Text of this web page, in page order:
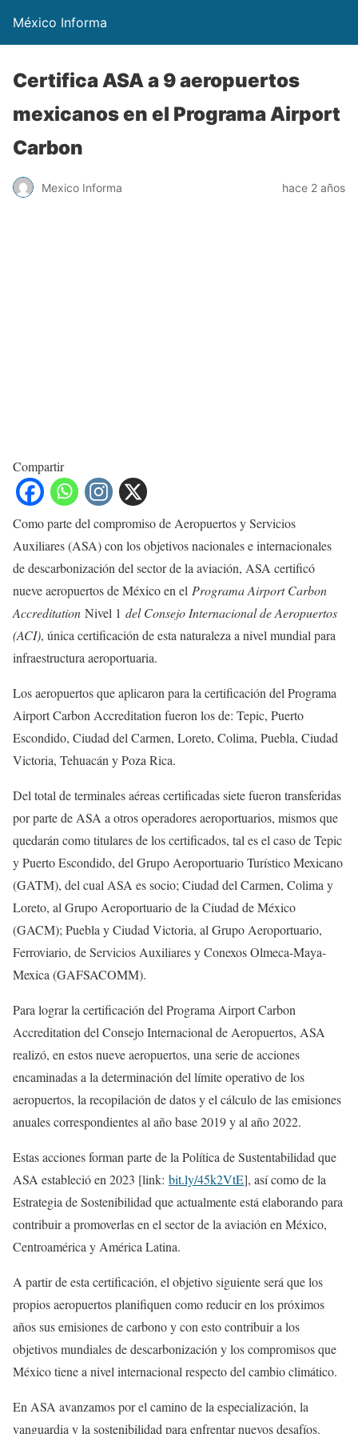
México Informa
Certifica ASA a 9 aeropuertos
mexicanos en el Programa Airport
Carbon
Mexico Informa hace 2 años
Compartir
Como parte del compromiso de Aeropuertos y Servicios
Auxiliares (ASA) con los objetivos nacionales e internacionales
de descarbonización del sector de la aviación, ASA certificó
nueve aeropuertos de México en el Programa Airport Carbon
Accreditation Nivel 1 del Consejo Internacional de Aeropuertos
(ACI), única certificación de esta naturaleza a nivel mundial para
infraestructura aeroportuaria.
Los aeropuertos que aplicaron para la certificación del Programa
Airport Carbon Accreditation fueron los de: Tepic, Puerto
Escondido, Ciudad del Carmen, Loreto, Colima, Puebla, Ciudad
Victoria, Tehuacán y Poza Rica.
Del total de terminales aéreas certificadas siete fueron transferidas
por parte de ASA a otros operadores aeroportuarios, mismos que
quedarán como titulares de los certificados, tal es el caso de Tepic
y Puerto Escondido, del Grupo Aeroportuario Turístico Mexicano
(GATM), del cual ASA es socio; Ciudad del Carmen, Colima y
Loreto, al Grupo Aeroportuario de la Ciudad de México
(GACM); Puebla y Ciudad Victoria, al Grupo Aeroportuario,
Ferroviario, de Servicios Auxiliares y Conexos Olmeca-Maya-
Mexica (GAFSACOMM).
Para lograr la certificación del Programa Airport Carbon
Accreditation del Consejo Internacional de Aeropuertos, ASA
realizó, en estos nueve aeropuertos, una serie de acciones
encaminadas a la determinación del límite operativo de los
aeropuertos, la recopilación de datos y el cálculo de las emisiones
anuales correspondientes al año base 2019 y al año 2022.
Estas acciones forman parte de la Política de Sustentabilidad que
ASA estableció en 2023 [link: bit.ly/45k2VtE], así como de la
Estrategia de Sostenibilidad que actualmente está elaborando para
contribuir a promoverlas en el sector de la aviación en México,
Centroamérica y América Latina.
A partir de esta certificación, el objetivo siguiente será que los
propios aeropuertos planifiquen como reducir en los próximos
años sus emisiones de carbono y con esto contribuir a los
objetivos mundiales de descarbonización y los compromisos que
México tiene a nivel internacional respecto del cambio climático.
En ASA avanzamos por el camino de la especialización, la
vanguardia y la sostenibilidad para enfrentar nuevos desafíos.